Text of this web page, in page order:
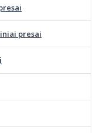
presai